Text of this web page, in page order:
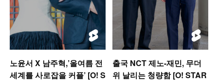
노윤서 X 남주혁,’올여름 전
세계를 사로잡을 커플’ [O! S
출국 NCT 제노-재민, 무더
위 날리는 청량함 [O! STAR